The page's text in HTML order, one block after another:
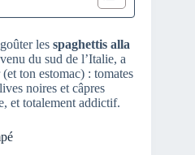
les spaghettis alla
du sud de l’Italie, a
ton estomac) : tomates
noires et câpres
et totalement addictif.